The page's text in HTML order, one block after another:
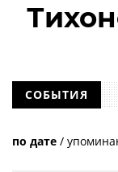
СОБЫТИЯ
по дате /